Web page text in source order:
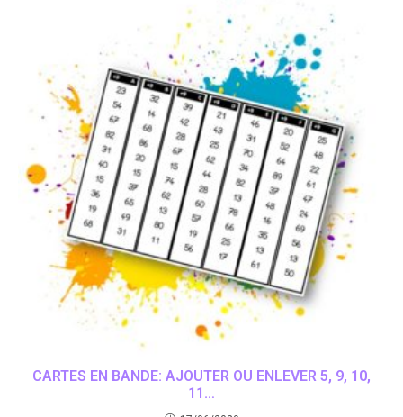
CARTES EN BANDE: AJOUTER OU ENLEVER 5, 9, 10,
11…